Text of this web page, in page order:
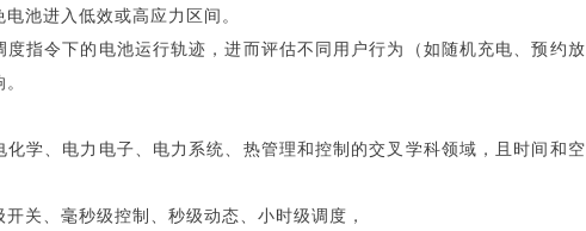
池进入低效或高应力区间。
度指令下的电池运行轨迹，进而评估不同用户行为（如随机充电、预约放
化学、电力电子、电力系统、热管理和控制的交叉学科领域，且时间和空
关、毫秒级控制、秒级动态、小时级调度，